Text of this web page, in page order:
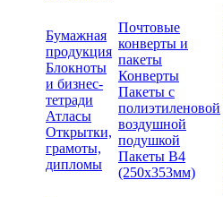
Бумажная
продукция
Блокноты
и бизнес-
тетради
Атласы
Открытки,
грамоты,
дипломы
Почтовые
конверты и
пакеты
Конверты
Пакеты с
полиэтиленовой
воздушной
подушкой
Пакеты В4
(250х353мм)